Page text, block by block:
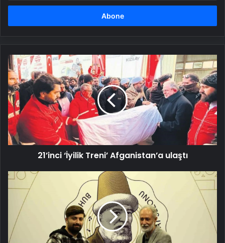
adresinizi
21’inci
‘İyilik
Treni’
Afganistan’a
ulaştı
21’inci ‘İyilik Treni’ Afganistan’a ulaştı
Esenler
Radyo
Akademisi
Mezunlarını
Verdi